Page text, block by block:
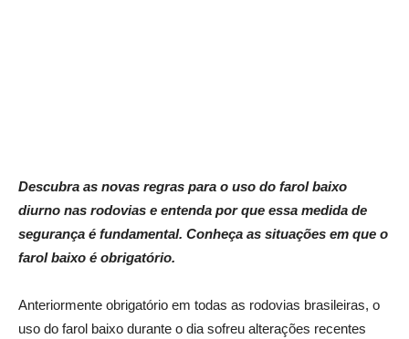
Descubra as novas regras para o uso do farol baixo
diurno nas rodovias e entenda por que essa medida de
segurança é fundamental. Conheça as situações em que o
farol baixo é obrigatório.
Anteriormente obrigatório em todas as rodovias brasileiras, o
uso do farol baixo durante o dia sofreu alterações recentes